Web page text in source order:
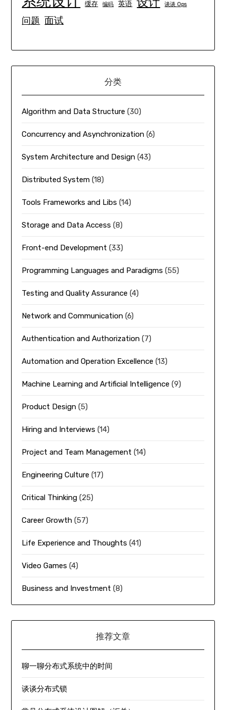
缓存 编码 英语 谈谈 Ops
问题 面试
分类
Algorithm and Data Structure (30)
Concurrency and Asynchronization (6)
System Architecture and Design (43)
Distributed System (18)
Tools Frameworks and Libs (14)
Storage and Data Access (8)
Front-end Development (33)
Programming Languages and Paradigms (55)
Testing and Quality Assurance (4)
Network and Communication (6)
Authentication and Authorization (7)
Automation and Operation Excellence (13)
Machine Learning and Artificial Intelligence (9)
Product Design (5)
Hiring and Interviews (14)
Project and Team Management (14)
Engineering Culture (17)
Critical Thinking (25)
Career Growth (57)
Life Experience and Thoughts (41)
Video Games (4)
Business and Investment (8)
推荐文章
聊一聊分布式系统中的时间
谈谈分布式锁